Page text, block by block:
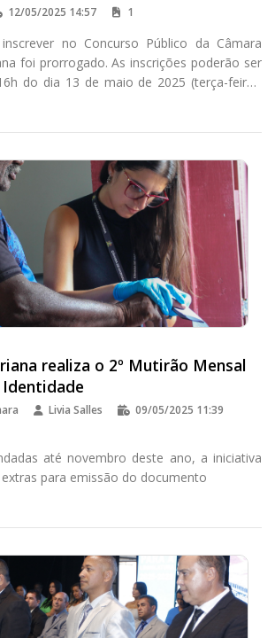
12/05/2025 14:57 1
no Concurso Público da Câmara
foi prorrogado. As inscrições poderão ser
do dia 13 de maio de 2025 (terça-feira),
realiza o 2º Mutirão Mensal
Livia Salles
09/05/2025 11:39
até novembro deste ano, a iniciativa
para emissão do documento